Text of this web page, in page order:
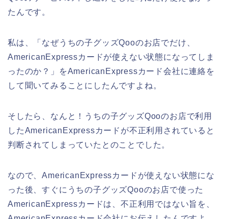
たんです。
私は、「なぜうちの子グッズQooのお店でだけ、
AmericanExpressカードが使えない状態になってしま
ったのか？」をAmericanExpressカード会社に連絡を
して聞いてみることにしたんですよね。
そしたら、なんと！うちの子グッズQooのお店で利用
したAmericanExpressカードが不正利用されていると
判断されてしまっていたとのことでした。
なので、AmericanExpressカードが使えない状態にな
った後、すぐにうちの子グッズQooのお店で使った
AmericanExpressカードは、不正利用ではない旨を、